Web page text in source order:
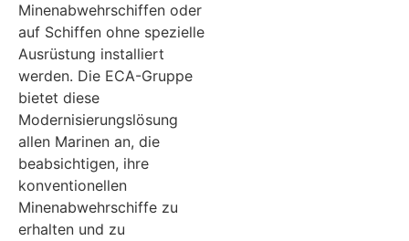
Minenabwehrschiffen oder
auf Schiffen ohne spezielle
Ausrüstung installiert
werden. Die ECA-Gruppe
bietet diese
Modernisierungslösung
allen Marinen an, die
beabsichtigen, ihre
konventionellen
Minenabwehrschiffe zu
erhalten und zu